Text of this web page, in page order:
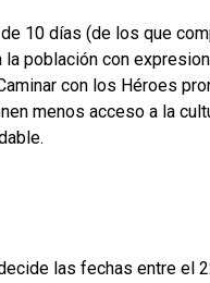
10 días (de los que
población con
con los Héroes
menos acceso a la
las fechas entre el